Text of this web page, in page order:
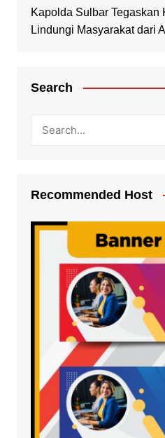
Kapolda Sulbar Tegaskan
Lindungi Masyarakat dari
Search
Recommended Host